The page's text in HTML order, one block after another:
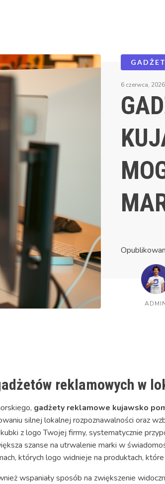
6 czerwca, 2026
reklamowych w
gadżety reklamowe kujawsko
silnej lokalnej rozpoznawalności oraz
z logo Twojej firmy, systematycznie
szanse na utrwalenie marki w
których logo widnieje na produktach,
wspaniały sposób na zwiększenie